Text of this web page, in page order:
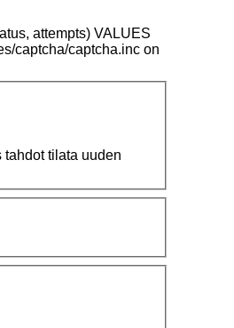
attempts) VALUES
captcha/captcha.inc on
tilata uuden